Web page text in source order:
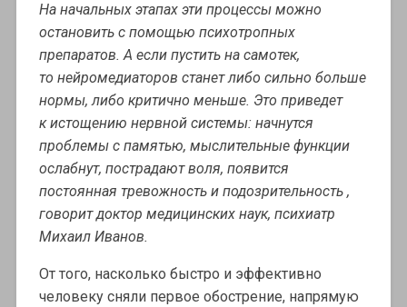
На начальных этапах эти процессы можно
остановить с помощью психотропных
препаратов. А если пустить на самотек,
то нейромедиаторов станет либо сильно больше
нормы, либо критично меньше. Это приведет
к истощению нервной системы: начнутся
проблемы с памятью, мыслительные функции
ослабнут, пострадают воля, появится
постоянная тревожность и подозрительность ,
говорит доктор медицинских наук, психиатр
Михаил Иванов.
От того, насколько быстро и эффективно
человеку сняли первое обострение, напрямую